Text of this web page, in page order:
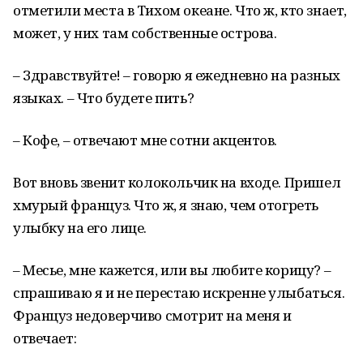
отметили места в Тихом океане. Что ж, кто знает,
может, у них там собственные острова.
– Здравствуйте! – говорю я ежедневно на разных
языках. – Что будете пить?
– Кофе, – отвечают мне сотни акцентов.
Вот вновь звенит колокольчик на входе. Пришел
хмурый француз. Что ж, я знаю, чем отогреть
улыбку на его лице.
– Месье, мне кажется, или вы любите корицу? –
спрашиваю я и не перестаю искренне улыбаться.
Француз недоверчиво смотрит на меня и
отвечает: